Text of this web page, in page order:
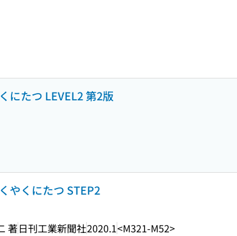
にたつ LEVEL2 第2版
やくにたつ STEP2
著日刊工業新聞社2020.1<M321-M52>